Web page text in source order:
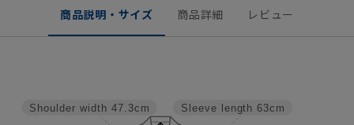
商品説明・サイズ 商品詳細 レビュー
Sleeve length 63cm
Shoulder width 47.3cm